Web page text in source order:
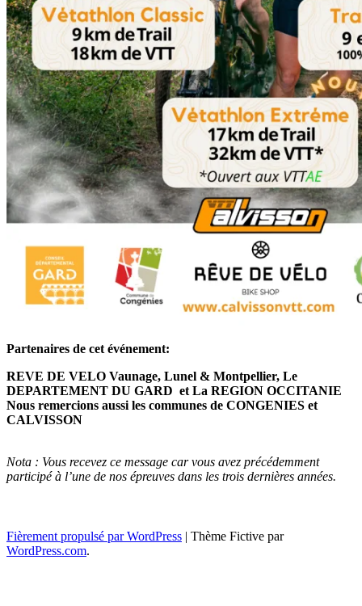
Partenaires de cet événement:
REVE DE VELO Vaunage, Lunel & Montpellier, Le
DEPARTEMENT DU GARD et La REGION OCCITANIE
Nous remercions aussi les communes de CONGENIES et
CALVISSON
Nota : Vous recevez ce message car vous avez précédemment
participé à l’une de nos épreuves dans les trois dernières années.
Navigation
des
←
→
Fièrement propulsé par WordPress | Thème Fictive par
WordPress.com.